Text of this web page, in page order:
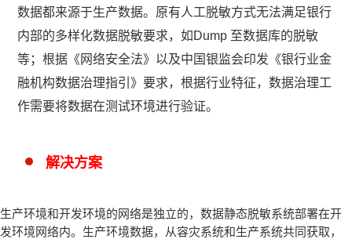
数据都来源于生产数据。原有人工脱敏方式无法满足银行
内部的多样化数据脱敏要求，如Dump 至数据库的脱敏
等；根据《网络安全法》以及中国银监会印发《银行业金
融机构数据治理指引》要求，根据行业特征，数据治理工
作需要将数据在测试环境进行验证。
解决方案
生产环境和开发环境的网络是独立的，数据静态脱敏系统部署在开
发环境网络内。生产环境数据，从容灾系统和生产系统共同获取，